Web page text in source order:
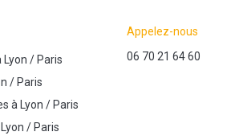
Lyon /Paris
/Paris
à Lyon /Paris
Lyon /Paris
Appelez-nous
06 70 21 64 60